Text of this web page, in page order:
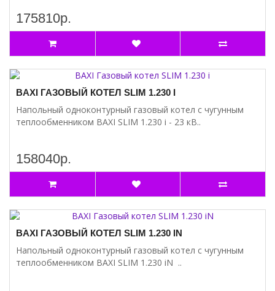
175810р.
BAXI ГАЗОВЫЙ КОТЕЛ SLIM 1.230 I
Напольный одноконтурный газовый котел с чугунным
теплообменником BAXI SLIM 1.230 i - 23 кВ..
158040р.
BAXI ГАЗОВЫЙ КОТЕЛ SLIM 1.230 IN
Напольный одноконтурный газовый котел с чугунным
теплообменником BAXI SLIM 1.230 iN ..